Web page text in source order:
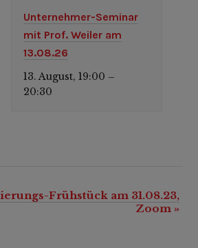
Unternehmer-Seminar
mit Prof. Weiler am
13.08.26
13. August, 19:00 –
20:30
Frühstück am 31.08.23,
Zoom »